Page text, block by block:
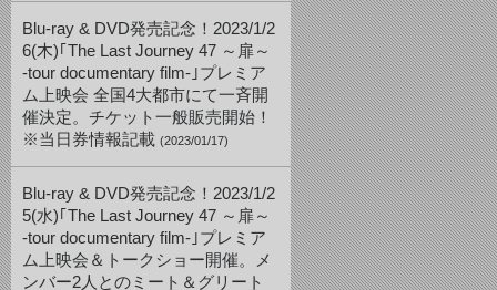
Blu-ray & DVD発売記念！2023/1/2
6(木)｢The Last Journey 47 ～扉～
-tour documentary film-｣プレミア
ム上映会 全国4大都市にて一斉開
催決定。チケット一般販売開始！
※当日券情報記載 (2023/01/17)
Blu-ray & DVD発売記念！2023/1/2
5(水)｢The Last Journey 47 ～扉～
-tour documentary film-｣プレミア
ム上映会＆トークショー開催。メ
ンバー2人とのミート＆グリート